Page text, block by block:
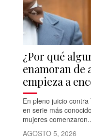
¿Por qué
enamoran de
empieza a
En pleno juicio
en serie más
mujeres
AGOSTO 5, 2026